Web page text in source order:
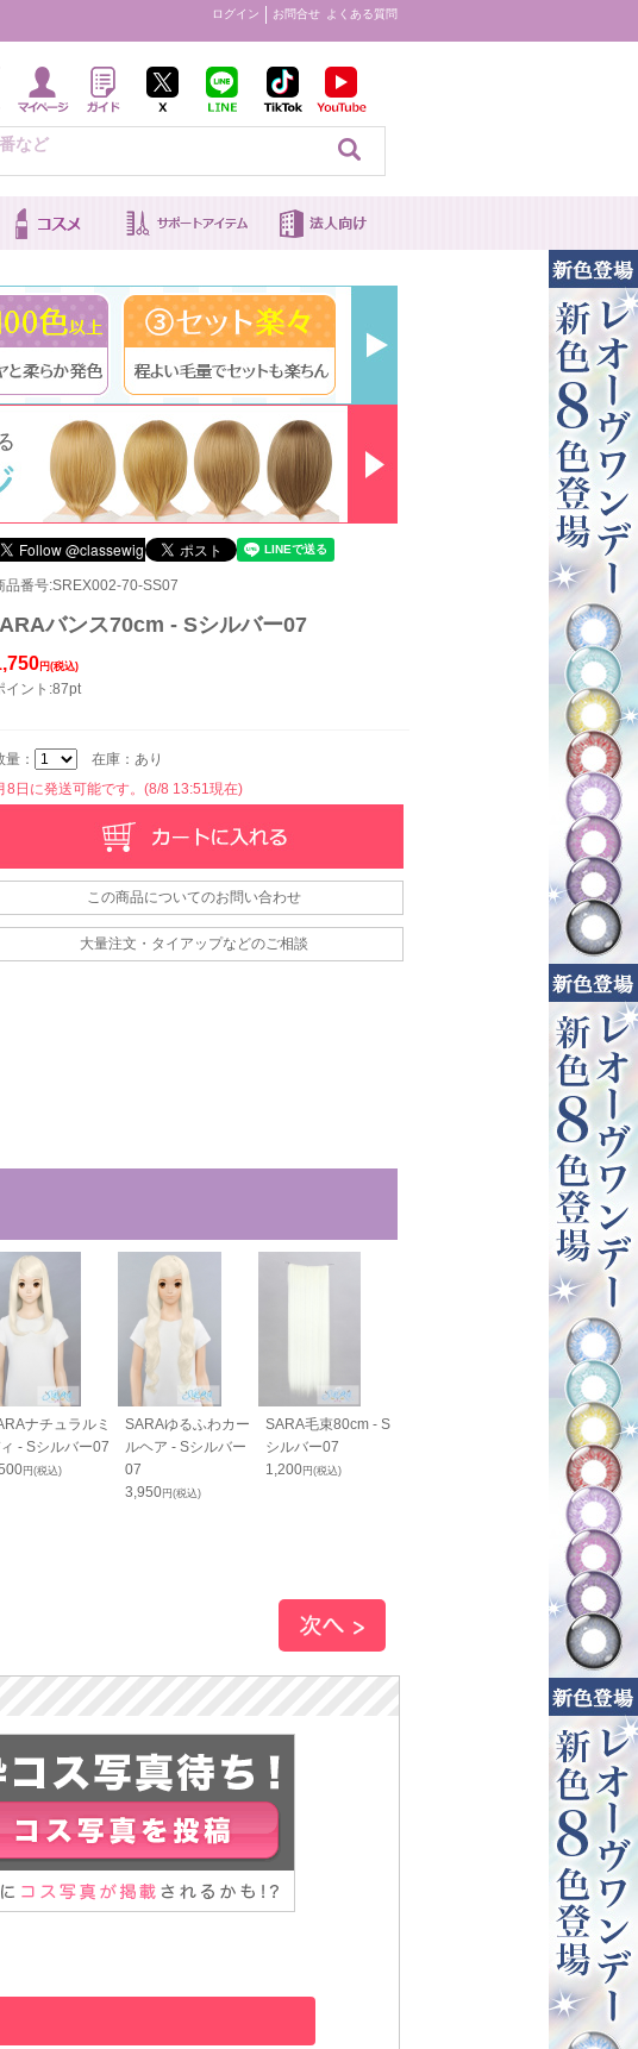
ログイン お問合せ よくある質問
め商品を見る
品番号:SREX002-70-SS07
バンス70cm - Sシルバー07
円(税込)
イント:87pt
量：
在庫：あり
8日に発送可能です。(8/8 13:51現在)
この商品についてのお問い合わせ
大量注文・タイアップなどのご相談
ナチュラルミ
- Sシルバー07
円(税込)
SARAゆるふわカー
ルヘア - Sシルバー
07
3,950円(税込)
SARA毛束80cm - S
シルバー07
1,200円(税込)
SARAバンス
130cm - Sシ
1,980円(税込)
1,122円(税込)
43%OFF